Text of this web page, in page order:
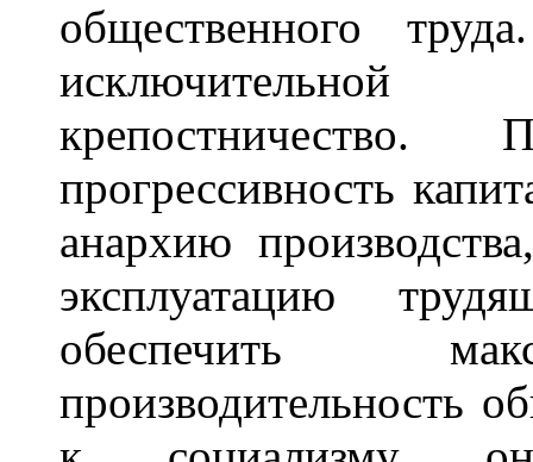
общественного
исключительной
крепостничество.
прогрессивность
анархию
эксплуатацию
обеспечить
производительность